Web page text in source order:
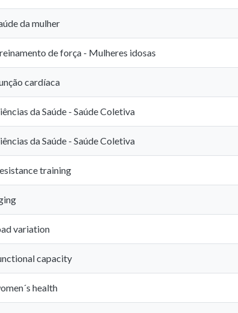
da mulher
de força - Mulheres idosas
cardíaca
da Saúde - Saúde Coletiva
da Saúde - Saúde Coletiva
training
variation
capacity
health